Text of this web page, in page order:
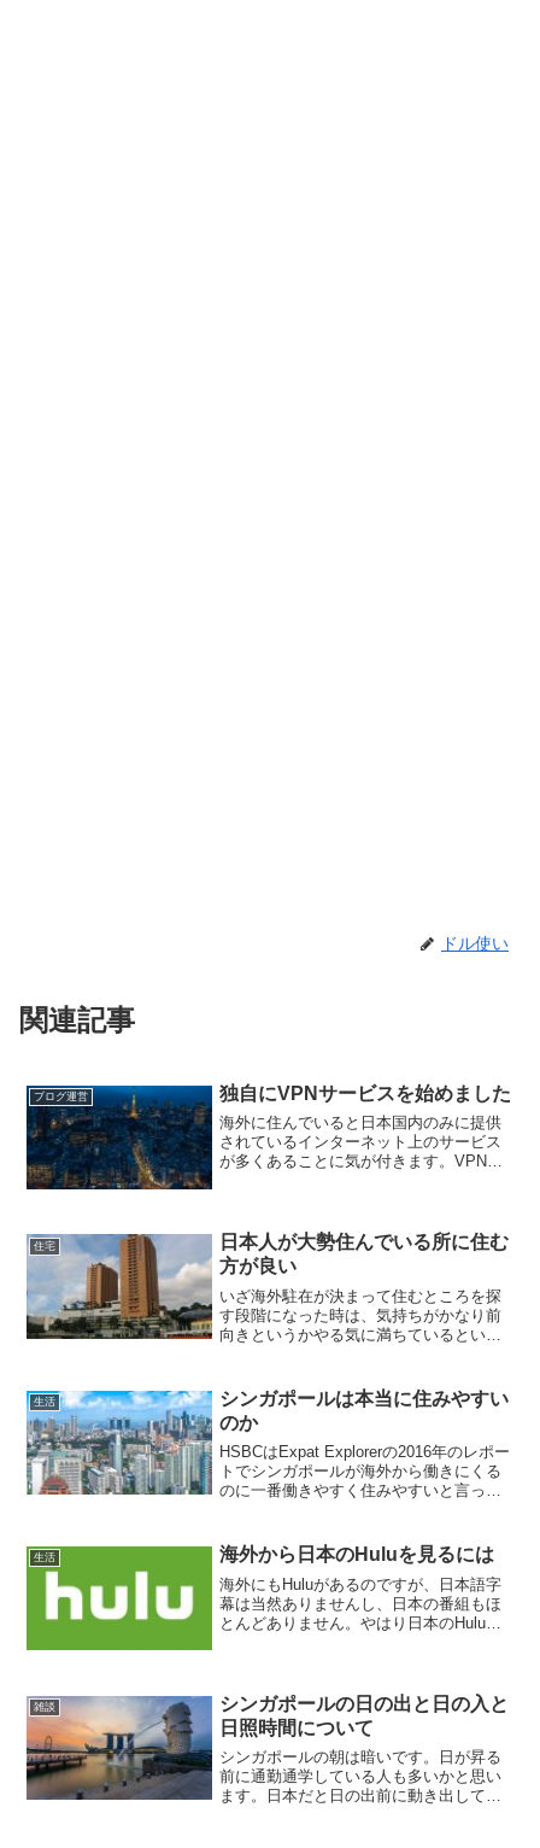
ドル使い
関連記事
ブログ運営 独自にVPNサービスを始めました
海外に住んでいると日本国内のみに提供
されているインターネット上のサービス
が多くあることに気が付きます。VPNを
を立ち上げました。VP...
住宅
日本人が大勢住んでいる所に住む
方が良い
いざ海外駐在が決まって住むところを探
す段階になった時は、気持ちがかなり前
向きというかやる気に満ちているという
のこと現地に溶け込んで生活したいとか
思ったりしますよね。単身...
生活
シンガポールは本当に住みやすい
のか
HSBCはExpat Explorerの2016年のレポー
トでシンガポールが海外から働きにくる
のに一番働きやすく住みやすいと言って
本当だと思います。住環境は全く問題な
い...
生活 海外から日本のHuluを見るには
海外にもHuluがあるのですが、日本語字
幕は当然ありませんし、日本の番組もほ
とんどありません。やはり日本のHuluを
の申し込...
雑談
シンガポールの日の出と日の入と
日照時間について
シンガポールの朝は暗いです。日が昇る
前に通勤通学している人も多いかと思い
ます。日本だと日の出前に動き出してい